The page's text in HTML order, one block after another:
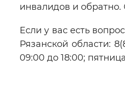
инвалидов и
Если у вас есть
Рязанской области:
09:00 до 18:00;